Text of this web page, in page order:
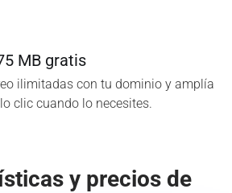
MB gratis
ilimitadas con tu dominio y amplía
clic cuando lo necesites.
y precios de